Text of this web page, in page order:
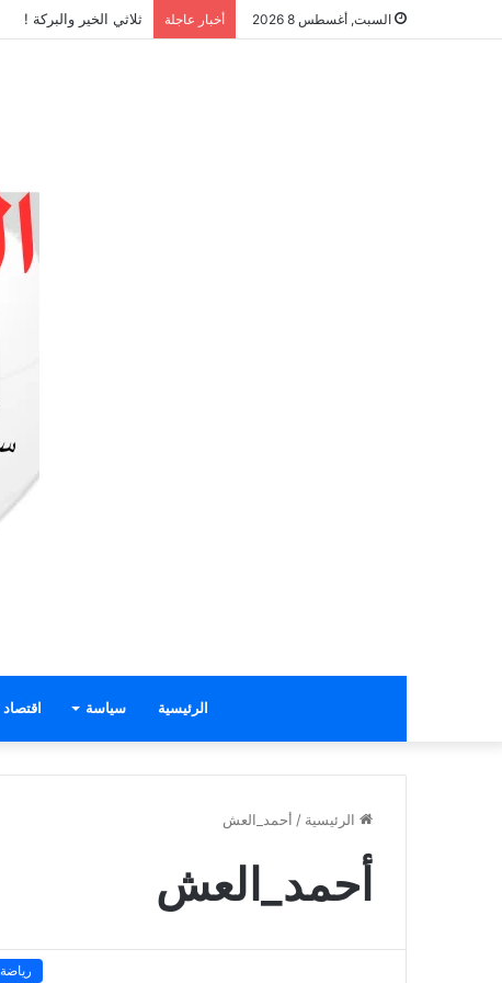
السبت, أغسطس 8 2026 أخبار عاجلة ثلاثي الخير والبركة !
الرئيسية سياسة اقتصاد
الرئيسية / أحمد_العش
أحمد_العش
رياضة